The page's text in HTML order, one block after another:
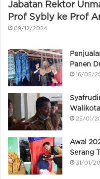
Jabatan Rektor
Prof Sybly ke Prof
09/12/2024
Panen
16/05/
25/01/
Awal
Serang
31/01/